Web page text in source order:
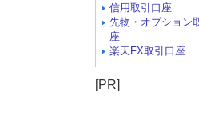
信用取引口座
先物・オプション
座
楽天FX取引口座
[PR]